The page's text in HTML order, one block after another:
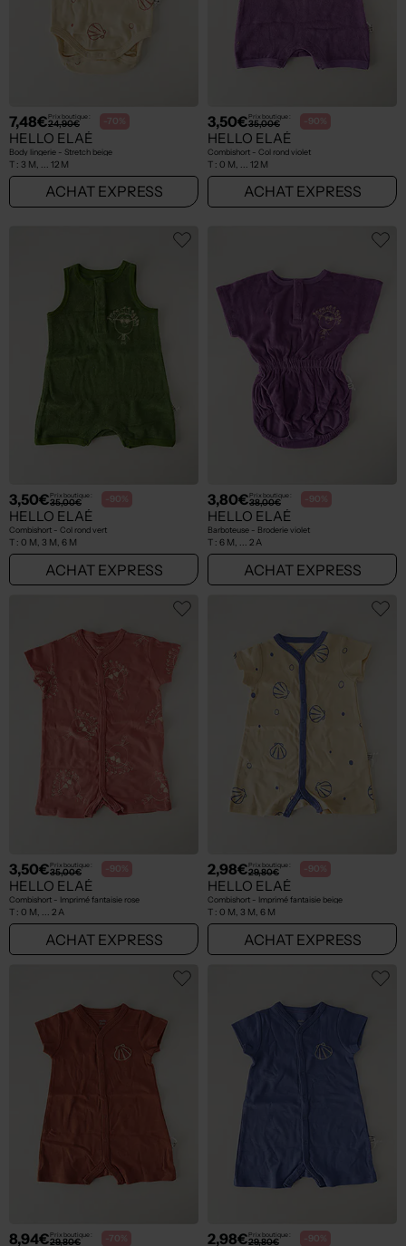
7,48€Prix boutique :
24,90€ -70%
HELLO ELAÉ
Body lingerie - Stretch beige
T : 3 M, ... 12 M
ACHAT EXPRESS
3,50€Prix boutique :
35,00€ -90%
HELLO ELAÉ
Combishort - Col rond violet
T : 0 M, ... 12 M
ACHAT EXPRESS
3,50€Prix boutique :
35,00€ -90%
HELLO ELAÉ
Combishort - Col rond vert
T : 0 M, 3 M, 6 M
ACHAT EXPRESS
3,80€Prix boutique :
38,00€ -90%
HELLO ELAÉ
Barboteuse - Broderie violet
T : 6 M, ... 2 A
ACHAT EXPRESS
3,50€Prix boutique :
35,00€ -90%
HELLO ELAÉ
Combishort - Imprimé fantaisie rose
T : 0 M, ... 2 A
ACHAT EXPRESS
2,98€Prix boutique :
29,80€ -90%
HELLO ELAÉ
Combishort - Imprimé fantaisie beige
T : 0 M, 3 M, 6 M
ACHAT EXPRESS
8,94€Prix boutique :
29,80€ -70% 2,98€Prix boutique :
29,80€ -90%